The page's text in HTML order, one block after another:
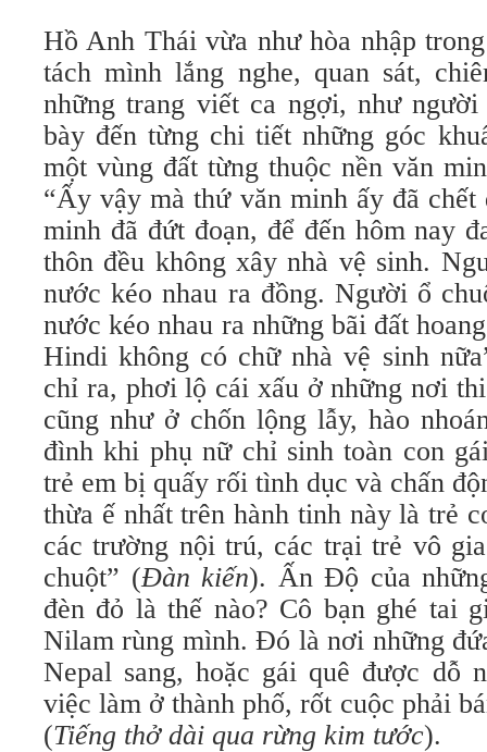
Hồ Anh Thái vừa như hòa nhập
tách mình lắng nghe, quan sát,
những trang viết ca ngợi, như
bày đến từng chi tiết những góc
một vùng đất từng thuộc nền văn
“Ấy vậy mà thứ văn minh ấy đã
minh đã đứt đoạn, để đến hôm nay
thôn đều không xây nhà vệ sinh.
nước kéo nhau ra đồng. Người ổ
nước kéo nhau ra những bãi đất
Hindi không có chữ nhà vệ sinh
chỉ ra, phơi lộ cái xấu ở những nơi
cũng như ở chốn lộng lẫy, hào
đình khi phụ nữ chỉ sinh toàn con
trẻ em bị quấy rối tình dục và chấn
thừa ế nhất trên hành tinh này là trẻ
các trường nội trú, các trại trẻ vô
chuột” (Đàn kiến). Ấn Độ của
đèn đỏ là thế nào? Cô bạn ghé tai
Nilam rùng mình. Đó là nơi những
Nepal sang, hoặc gái quê được dỗ
việc làm ở thành phố, rốt cuộc phải
(Tiếng thở dài qua rừng kim tước).